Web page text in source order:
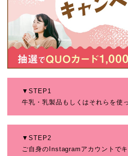
▼STEP1
牛乳・乳製品もしくはそれらを使
▼STEP2
ご自身のInstagramアカウントで